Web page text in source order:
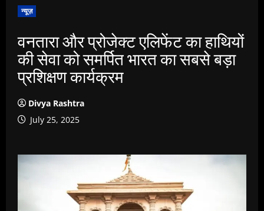
न्यूज़
वनतारा और प्रोजेक्ट एलिफेंट का हाथियों
की सेवा को समर्पित भारत का सबसे बड़ा
प्रशिक्षण कार्यक्रम
Divya Rashtra
July 25, 2025